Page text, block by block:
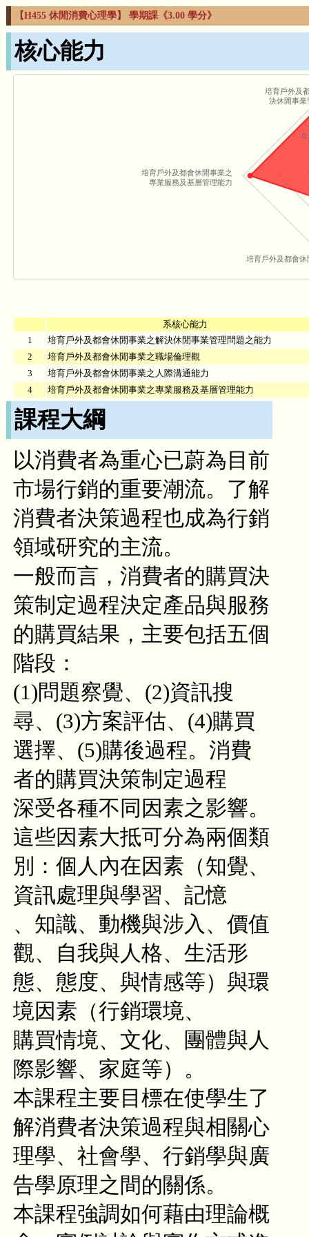
【H455 休閒消費心理學】 學期課《3.00 學分》
核心能力
培育戶外及
決休閒事業
培育戶外及都會
培育戶外及都會休閒事業之
專業服務及基層管理能力
系核心能力
1
培育戶外及都會休閒事業之解決休閒事業管理問題之能力
2
培育戶外及都會休閒事業之職場倫理觀
3
培育戶外及都會休閒事業之人際溝通能力
4
培育戶外及都會休閒事業之專業服務及基層管理能力
課程大綱
以消費者為重心已蔚為目前
市場行銷的重要潮流。了解
消費者決策過程也成為行銷
領域研究的主流。
一般而言，消費者的購買決
策制定過程決定產品與服務
的購買結果，主要包括五個
階段：
(1)問題察覺、(2)資訊搜
尋、(3)方案評估、(4)購買
選擇、(5)購後過程。消費
者的購買決策制定過程
深受各種不同因素之影響。
這些因素大抵可分為兩個類
別：個人內在因素（知覺、
資訊處理與學習、記憶
、知識、動機與涉入、價值
觀、自我與人格、生活形
態、態度、與情感等）與環
境因素（行銷環境、
購買情境、文化、團體與人
際影響、家庭等）。
本課程主要目標在使學生了
解消費者決策過程與相關心
理學、社會學、行銷學與廣
告學原理之間的關係。
本課程強調如何藉由理論概